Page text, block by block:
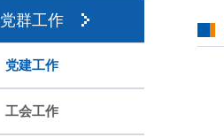
党群工作
党建工作
工会工作